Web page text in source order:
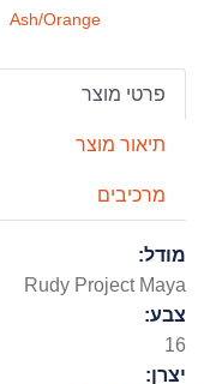
Ash/Orange
פרטי מוצר
תיאור מוצר
מרכיבים
מודל:
Rudy Project Maya
צבע:
16
יצרן: